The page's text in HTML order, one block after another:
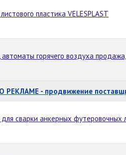
пластика VELESPLAST
горячего воздуха
- продвижение
сварки анкерных футеровочных